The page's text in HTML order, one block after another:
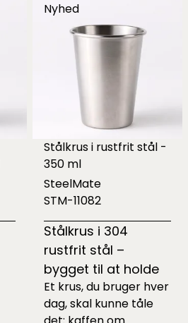
Nyhed
Stålkrus i rustfrit stål -
350 ml
SteelMate
STM-11082
Stålkrus i 304
rustfrit stål –
bygget til at holde
Et krus, du bruger hver
dag, skal kunne tåle